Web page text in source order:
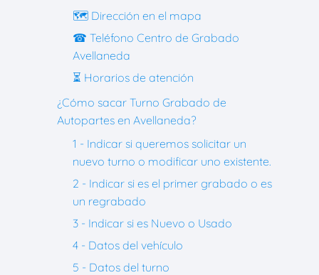
🗺 Dirección en el mapa
☎ Teléfono Centro de Grabado
Avellaneda
⏳ Horarios de atención
¿Cómo sacar Turno Grabado de
Autopartes en Avellaneda?
1 - Indicar si queremos solicitar un
nuevo turno o modificar uno existente.
2 - Indicar si es el primer grabado o es
un regrabado
3 - Indicar si es Nuevo o Usado
4 - Datos del vehículo
5 - Datos del turno